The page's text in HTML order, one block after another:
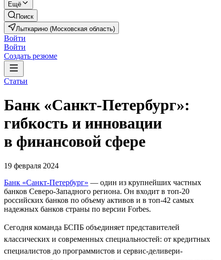
Ещё
Поиск
Лыткарино (Московская область)
Войти
Войти
Создать резюме
Статьи
Банк «Санкт-Петербург»:
гибкость и инновации
в финансовой сфере
19 февраля 2024
Банк «Санкт-Петербург» — один из крупнейших частных
банков Северо-Западного региона. Он входит в топ-20
российских банков по объему активов и в топ-42 самых
надежных банков страны по версии Forbes.
Сегодня команда БСПБ объединяет представителей
классических и современных специальностей: от кредитных
специалистов до программистов и сервис-деливери-